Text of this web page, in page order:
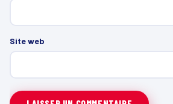
Site web